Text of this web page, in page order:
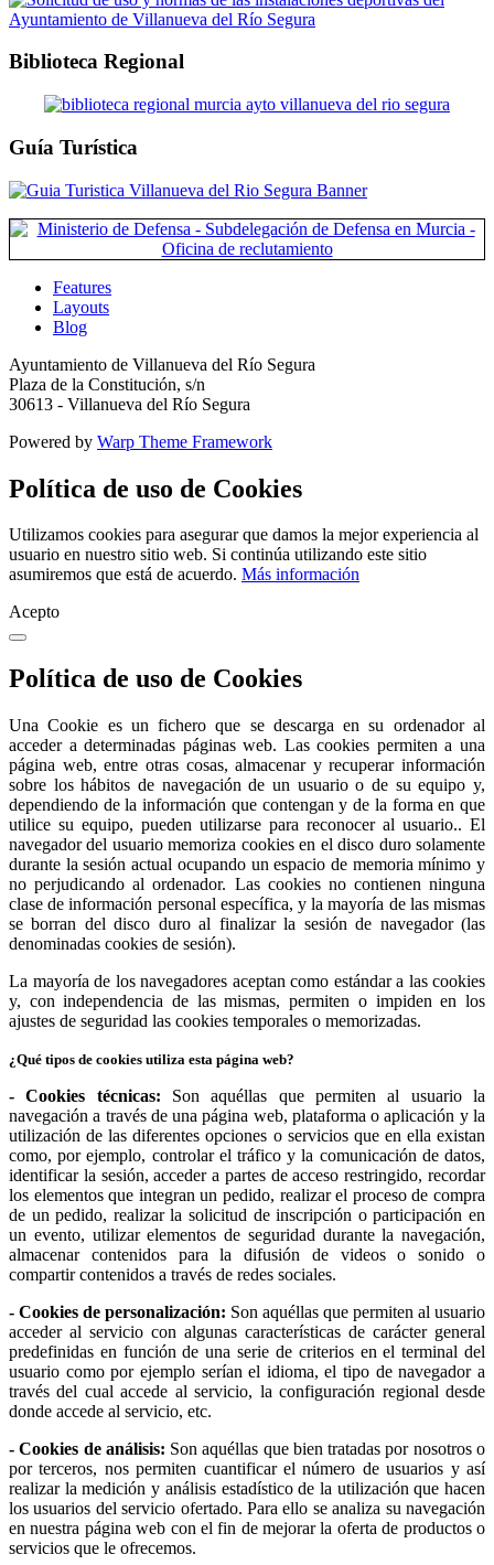
Biblioteca Regional
Guía Turística
Features
Layouts
Blog
Ayuntamiento de Villanueva del Río Segura
Plaza de la Constitución, s/n
30613 - Villanueva del Río Segura
Powered by Warp Theme Framework
Política de uso de Cookies
Utilizamos cookies para asegurar que damos la mejor experiencia al
usuario en nuestro sitio web. Si continúa utilizando este sitio
asumiremos que está de acuerdo. Más información
Acepto
Política de uso de Cookies
Una Cookie es un fichero que se descarga en su ordenador al
acceder a determinadas páginas web. Las cookies permiten a una
página web, entre otras cosas, almacenar y recuperar información
sobre los hábitos de navegación de un usuario o de su equipo y,
dependiendo de la información que contengan y de la forma en que
utilice su equipo, pueden utilizarse para reconocer al usuario.. El
navegador del usuario memoriza cookies en el disco duro solamente
durante la sesión actual ocupando un espacio de memoria mínimo y
no perjudicando al ordenador. Las cookies no contienen ninguna
clase de información personal específica, y la mayoría de las mismas
se borran del disco duro al finalizar la sesión de navegador (las
denominadas cookies de sesión).
La mayoría de los navegadores aceptan como estándar a las cookies
y, con independencia de las mismas, permiten o impiden en los
ajustes de seguridad las cookies temporales o memorizadas.
¿Qué tipos de cookies utiliza esta página web?
- Cookies técnicas: Son aquéllas que permiten al usuario la
navegación a través de una página web, plataforma o aplicación y la
utilización de las diferentes opciones o servicios que en ella existan
como, por ejemplo, controlar el tráfico y la comunicación de datos,
identificar la sesión, acceder a partes de acceso restringido, recordar
los elementos que integran un pedido, realizar el proceso de compra
de un pedido, realizar la solicitud de inscripción o participación en
un evento, utilizar elementos de seguridad durante la navegación,
almacenar contenidos para la difusión de videos o sonido o
compartir contenidos a través de redes sociales.
- Cookies de personalización: Son aquéllas que permiten al usuario
acceder al servicio con algunas características de carácter general
predefinidas en función de una serie de criterios en el terminal del
usuario como por ejemplo serían el idioma, el tipo de navegador a
través del cual accede al servicio, la configuración regional desde
donde accede al servicio, etc.
- Cookies de análisis: Son aquéllas que bien tratadas por nosotros o
por terceros, nos permiten cuantificar el número de usuarios y así
realizar la medición y análisis estadístico de la utilización que hacen
los usuarios del servicio ofertado. Para ello se analiza su navegación
en nuestra página web con el fin de mejorar la oferta de productos o
servicios que le ofrecemos.